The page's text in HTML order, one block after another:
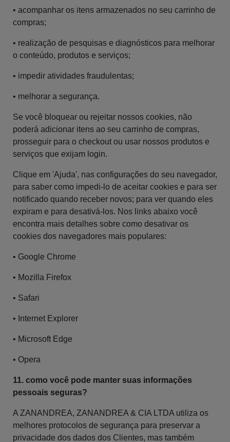
• acompanhar os itens armazenados no seu carrinho de
compras;
• realização de pesquisas e diagnósticos para melhorar
o conteúdo, produtos e serviços;
• impedir atividades fraudulentas;
• melhorar a segurança.
Se você bloquear ou rejeitar nossos cookies, não
poderá adicionar itens ao seu carrinho de compras,
prosseguir para o checkout ou usar nossos produtos e
serviços que exijam login.
Clique em 'Ajuda', nas configurações do seu navegador,
para saber como impedi-lo de aceitar cookies e para ser
notificado quando receber novos; para ver quando eles
expiram e para desativá-los. Nos links abaixo você
encontra mais detalhes sobre como desativar os
cookies dos navegadores mais populares:
• Google Chrome
• Mozilla Firefox
• Safari
• Internet Explorer
• Microsoft Edge
• Opera
11. como você pode manter suas informações
pessoais seguras?
A ZANANDREA, ZANANDREA & CIA LTDA utiliza os
melhores protocolos de segurança para preservar a
privacidade dos dados dos Clientes, mas também